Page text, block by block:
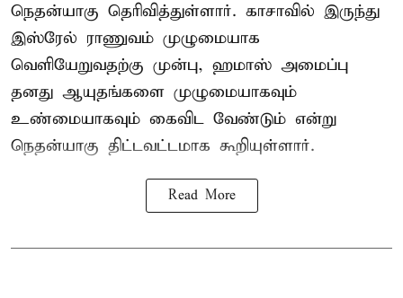
நெதன்யாகு தெரிவித்துள்ளார். காசாவில் இருந்து
இஸ்ரேல் ராணுவம் முழுமையாக
வெளியேறுவதற்கு முன்பு, ஹமாஸ் அமைப்பு
தனது ஆயுதங்களை முழுமையாகவும்
உண்மையாகவும் கைவிட வேண்டும் என்று
நெதன்யாகு திட்டவட்டமாக கூறியுள்ளார்.
Read More